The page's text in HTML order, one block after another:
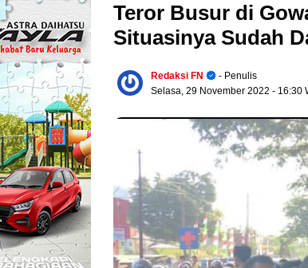
Teror Busur di
Situasinya Sudah
Redaksi FN
- Penulis
Selasa, 29 November 2022 - 16:30